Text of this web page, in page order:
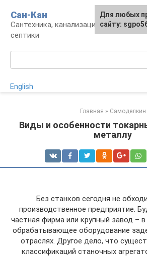
контенту
Сан-Кан
Сантехника, канализация,
септики
English
Главная » Самоделкин
Виды и особенности
металлу
Без станков сегодня не
производственное предприятие.
частная фирма или крупный завод –
обрабатывающее оборудование
отраслях. Другое дело, что
классификаций станочных
Для любых
сайту: